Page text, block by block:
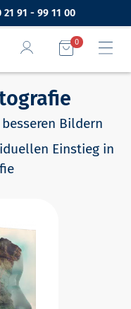
21 91 - 99 11 00
0
Bildern
Einstieg in